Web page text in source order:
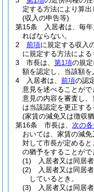
定する方法により算出
(収入の申告等)
第15条
入居者は、毎
ればならない。
2
前項に規定する収入
に規定する方法による
3
市長は、 第1項の規
額を認定し、当該額を
4
入居者は、 前項の認
意見を述べることがで
意見の内容を審査し
は当該認定を更正する
(家賃の減免又は徴収
第16条
市長は、 次の
おいては、家賃の減
対して市長が定める
の猶予をすることがで
(1)
入居者又は同居
(2)
入居者又は同居
しているとき。
(3)
入居者又は同居